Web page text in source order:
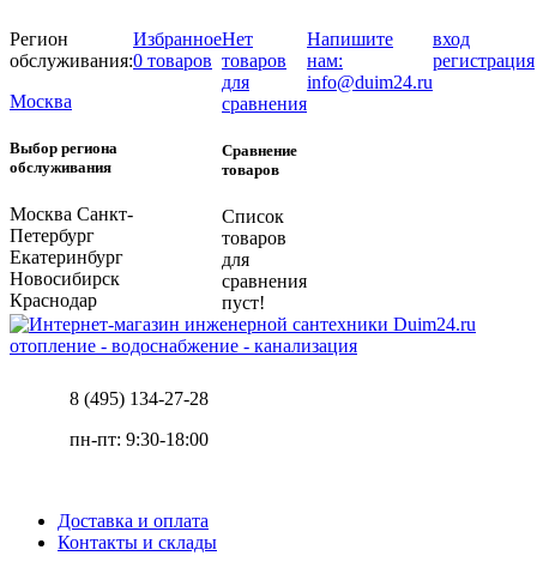
Регион
обслуживания:
Москва
Выбор региона
обслуживания
Москва Санкт-
Петербург
Екатеринбург
Новосибирск
Краснодар
Избранное
0 товаров
Нет
товаров
для
сравнения
Сравнение
товаров
Список
товаров
для
сравнения
пуст!
Напишите
нам:
info@duim24.ru
вход
регистрация
отопление - водоснабжение - канализация
8 (495) 134-27-28
пн-пт: 9:30-18:00
Доставка и оплата
Контакты и склады